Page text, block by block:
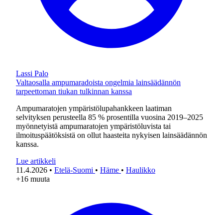
Lassi Palo
Valtaosalla ampumaradoista ongelmia lainsäädännön
tarpeettoman tiukan tulkinnan kanssa
Ampumaratojen ympäristölupahankkeen laatiman
selvityksen perusteella 85 % prosentilla vuosina 2019–2025
myönnetyistä ampumaratojen ympäristöluvista tai
ilmoituspäätöksistä on ollut haasteita nykyisen lainsäädännön
kanssa.
Lue artikkeli
11.4.2026 • Etelä-Suomi • Häme • Haulikko
+16 muuta